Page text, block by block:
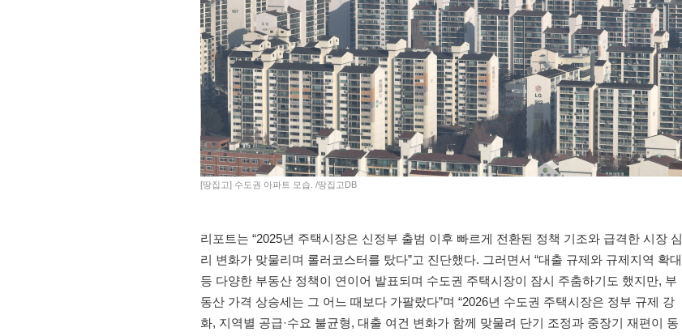
[땅집고] 수도권 아파트 모습. /땅집고DB
리포트는 “2025년 주택시장은 신정부 출범 이후 빠르게 전환된 정책 기조와 급격한 시장 심
리 변화가 맞물리며 롤러코스터를 탔다”고 진단했다. 그러면서 “대출 규제와 규제지역 확대
등 다양한 부동산 정책이 연이어 발표되며 수도권 주택시장이 잠시 주춤하기도 했지만, 부
동산 가격 상승세는 그 어느 때보다 가팔랐다”며 “2026년 수도권 주택시장은 정부 규제 강
화, 지역별 공급·수요 불균형, 대출 여건 변화가 함께 맞물려 단기 조정과 중장기 재편이 동